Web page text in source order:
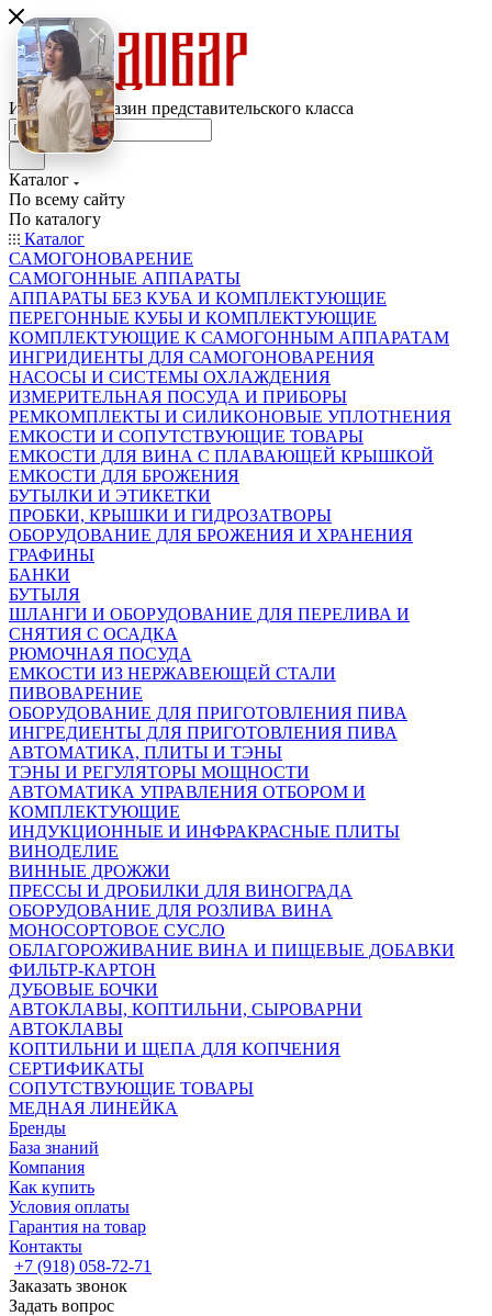
Интернет-магазин представительского класса
Каталог
По всему сайту
По каталогу
Каталог
САМОГОНОВАРЕНИЕ
САМОГОННЫЕ АППАРАТЫ
АППАРАТЫ БЕЗ КУБА И КОМПЛЕКТУЮЩИЕ
ПЕРЕГОННЫЕ КУБЫ И КОМПЛЕКТУЮЩИЕ
КОМПЛЕКТУЮЩИЕ К САМОГОННЫМ АППАРАТАМ
ИНГРИДИЕНТЫ ДЛЯ САМОГОНОВАРЕНИЯ
НАСОСЫ И СИСТЕМЫ ОХЛАЖДЕНИЯ
ИЗМЕРИТЕЛЬНАЯ ПОСУДА И ПРИБОРЫ
РЕМКОМПЛЕКТЫ И СИЛИКОНОВЫЕ УПЛОТНЕНИЯ
ЕМКОСТИ И СОПУТСТВУЮЩИЕ ТОВАРЫ
ЕМКОСТИ ДЛЯ ВИНА С ПЛАВАЮЩЕЙ КРЫШКОЙ
ЕМКОСТИ ДЛЯ БРОЖЕНИЯ
БУТЫЛКИ И ЭТИКЕТКИ
ПРОБКИ, КРЫШКИ И ГИДРОЗАТВОРЫ
ОБОРУДОВАНИЕ ДЛЯ БРОЖЕНИЯ И ХРАНЕНИЯ
ГРАФИНЫ
БАНКИ
БУТЫЛЯ
ШЛАНГИ И ОБОРУДОВАНИЕ ДЛЯ ПЕРЕЛИВА И
СНЯТИЯ С ОСАДКА
РЮМОЧНАЯ ПОСУДА
ЕМКОСТИ ИЗ НЕРЖАВЕЮЩЕЙ СТАЛИ
ПИВОВАРЕНИЕ
ОБОРУДОВАНИЕ ДЛЯ ПРИГОТОВЛЕНИЯ ПИВА
ИНГPЕДИЕНТЫ ДЛЯ ПРИГОТОВЛЕНИЯ ПИВА
АВТОМАТИКА, ПЛИТЫ И ТЭНЫ
ТЭНЫ И РЕГУЛЯТОРЫ МОЩНОСТИ
АВТОМАТИКА УПРАВЛЕНИЯ ОТБОРОМ И
КОМПЛЕКТУЮЩИЕ
ИНДУКЦИОННЫЕ И ИНФРАКРАСНЫЕ ПЛИТЫ
ВИНОДЕЛИЕ
ВИННЫЕ ДРОЖЖИ
ПРЕССЫ И ДРОБИЛКИ ДЛЯ ВИНОГРАДА
ОБОРУДОВАНИЕ ДЛЯ РОЗЛИВА ВИНА
МОНОСОРТОВОЕ СУСЛО
ОБЛАГОРОЖИВАНИЕ ВИНА И ПИЩЕВЫЕ ДОБАВКИ
ФИЛЬТР-КАРТОН
ДУБОВЫЕ БОЧКИ
АВТОКЛАВЫ, КОПТИЛЬНИ, СЫРОВАРНИ
АВТОКЛАВЫ
КОПТИЛЬНИ И ЩЕПА ДЛЯ КОПЧЕНИЯ
СЕРТИФИКАТЫ
СОПУТСТВУЮЩИЕ ТОВАРЫ
МЕДНАЯ ЛИНЕЙКА
Бренды
База знаний
Компания
Как купить
Условия оплаты
Гарантия на товар
Контакты
+7 (918) 058-72-71
Заказать звонок
Задать вопрос